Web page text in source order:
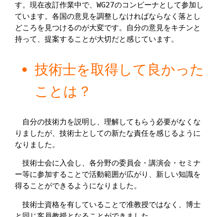
す。現在改訂作業中で、WG27のコンビーナとして参加し
ています。各国の意見を調整しなければならなく落とし
どころを見つけるのが大変です。自分の意見をキチンと
持って、提案することが大切だと感じています。
技術士を取得して良かった
ことは？
自分の技術力を説明し、理解してもらう必要がなくな
りましたが、技術士としての新たな責任を感じるように
なりました。
技術士会に入会し、各分野の委員会・講演会・セミナ
ー等に参加することで活動範囲が広がり、新しい知識を
得ることができるようになりました。
技術士資格を有していることで准教授ではなく、博士